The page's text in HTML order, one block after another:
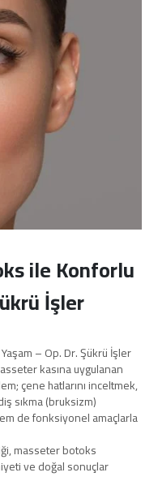
ile Konforlu
İşler
– Op. Dr. Şükrü İşler
kasına uygulanan
çene hatlarını inceltmek,
sıkma (bruksizm)
de fonksiyonel amaçlarla
masseter botoks
ve doğal sonuçlar